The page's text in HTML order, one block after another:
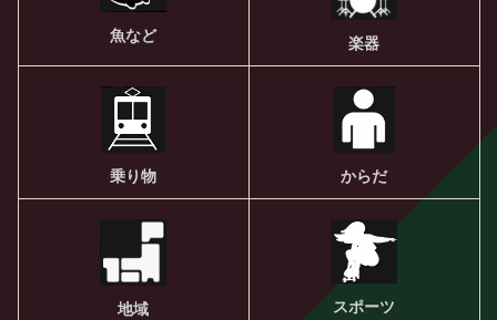
魚など 楽器
乗り物 からだ
地域 スポーツ